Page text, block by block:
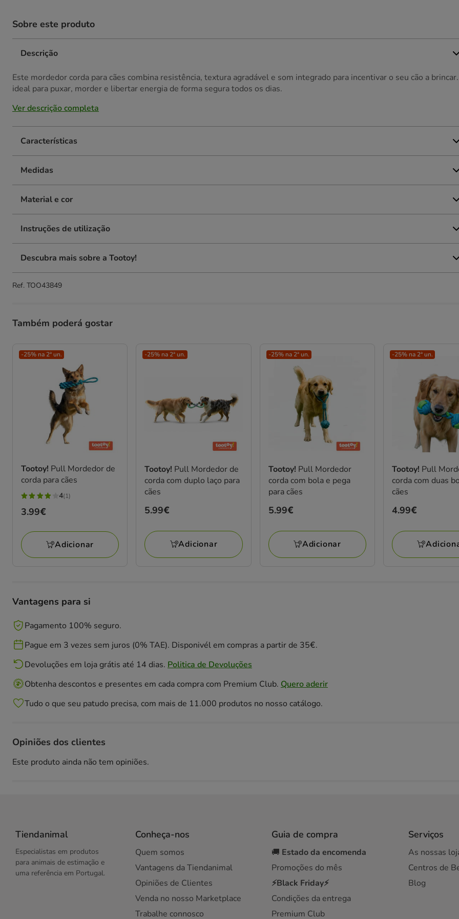
Sobre este produto
Descrição
Este mordedor corda para cães combina resistência, textura agradável e som integrado para incentivar o seu cão a
ideal para puxar, morder e libertar energia de forma segura todos os dias.
Ver descrição completa
Características
Medidas
Material e cor
Instruções de utilização
Descubra mais sobre a Tootoy!
Ref. TOO43849
Também poderá gostar
-25% na 2ª un.
Tootoy! Pull Mordedor de
corda para cães
4
estrelas
1
avaliações
4(1)
Preço
3.99€
Adicionar
-25% na 2ª un.
Tootoy! Pull Mordedor de
corda com duplo laço para
cães
Preço
5.99€
Adicionar
-25% na 2ª un.
Tootoy! Pull Mordedor
corda com bola e pega
para cães
Preço
5.99€
Adicionar
-25% na 2ª un.
Tootoy! Pull
corda com duas
cães
Preço
4.99€
Vantagens para si
Pagamento 100% seguro.
Pague em 3 vezes sem juros (0% TAE). Disponivél em compras a partir de 35€.
Devoluções em loja grátis até 14 dias. Politica de Devoluções
Obtenha descontos e presentes em cada compra com Premium Club. Quero aderir
Tudo o que seu patudo precisa, com mais de 11.000 produtos no nosso catálogo.
Opiniões dos clientes
Este produto ainda não tem opiniões.
Tiendanimal
Especialistas em produtos
para animais de estimação e
uma referência em Portugal.
Conheça-nos
Quem somos
Vantagens da Tiendanimal
Opiniões de Clientes
Venda no nosso Marketplace
Trabalhe connosco
Guia de compra
🚚 Estado da encomenda
Promoções do mês
⚡Black Friday⚡
Condições da entrega
Premium Club
Serviços
As nossas
Centros de
Blog